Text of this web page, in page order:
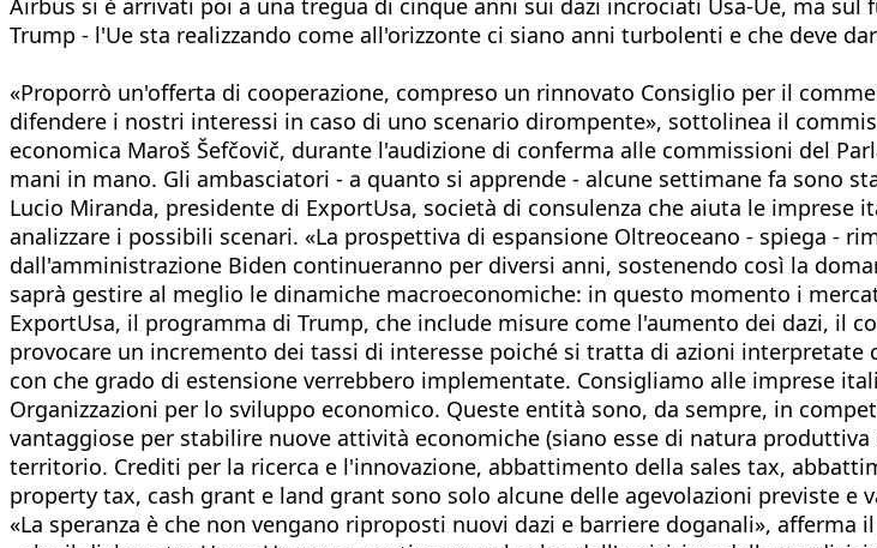
Airbus si è arrivati poi a una tregua di cinque anni sui dazi incrociati Usa-Ue, ma
Trump - l'Ue sta realizzando come all'orizzonte ci siano anni turbolenti e che deve
«Proporrò un'offerta di cooperazione, compreso un rinnovato Consiglio per il
difendere i nostri interessi in caso di uno scenario dirompente», sottolinea il
economica Maroš Šefčovič, durante l'audizione di conferma alle commissioni del
mani in mano. Gli ambasciatori - a quanto si apprende - alcune settimane fa sono
Lucio Miranda, presidente di ExportUsa, società di consulenza che aiuta le
analizzare i possibili scenari. «La prospettiva di espansione Oltreoceano - spiega -
dall'amministrazione Biden continueranno per diversi anni, sostenendo così la
saprà gestire al meglio le dinamiche macroeconomiche: in questo momento i
ExportUsa, il programma di Trump, che include misure come l'aumento dei dazi, il
provocare un incremento dei tassi di interesse poiché si tratta di azioni
con che grado di estensione verrebbero implementate. Consigliamo alle imprese
Organizzazioni per lo sviluppo economico. Queste entità sono, da sempre, in
vantaggiose per stabilire nuove attività economiche (siano esse di natura
territorio. Crediti per la ricerca e l'innovazione, abbattimento della sales tax,
property tax, cash grant e land grant sono solo alcune delle agevolazioni previste e
«La speranza è che non vengano riproposti nuovi dazi e barriere doganali»,